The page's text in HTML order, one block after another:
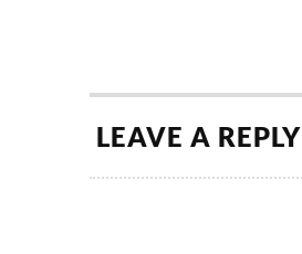
LEAVE A REPLY